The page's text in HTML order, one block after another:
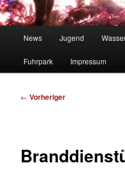
News Jugend
Fuhrpark Impressum
Beitragsnavigation
← Vorheriger